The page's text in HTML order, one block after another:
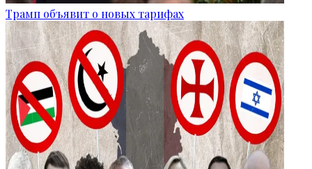
Трамп объявит о новых тарифах